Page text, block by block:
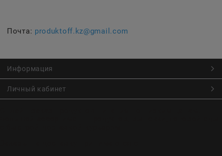
Почта: produktoff.kz@gmail.com
Информация
Личный кабинет